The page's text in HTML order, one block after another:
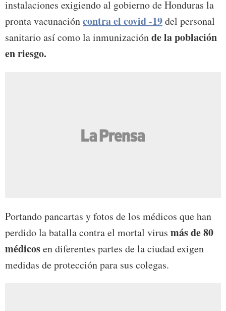
instalaciones exigiendo al gobierno de Honduras la
pronta vacunacióncontra el covid -19del personal
sanitario así como la inmunizaciónde la población
en riesgo.
Portando pancartas y fotos de los médicos que han
perdido la batalla contra el mortal virus más de 80
médicosen diferentes partes de la ciudad exigen
medidas de protección para sus colegas.